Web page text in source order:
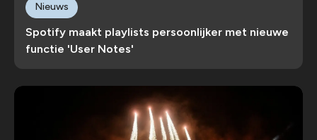
Spotify maakt playlists persoonlijker met nieuwe
functie 'User Notes'
Nieuws